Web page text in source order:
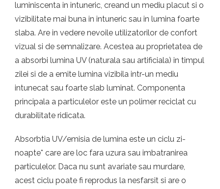
luminiscenta in intuneric, creand un mediu placut si o
vizibilitate mai buna in intuneric sau in lumina foarte
slaba. Are in vedere nevoile utilizatorilor de confort
vizual si de semnalizare. Acestea au proprietatea de
a absorbi lumina UV (naturala sau artificiala) in timpul
zilei si de a emite lumina vizibila intr-un mediu
intunecat sau foarte slab luminat. Componenta
principala a particulelor este un polimer reciclat cu
durabilitate ridicata.
Absorbtia UV/emisia de lumina este un ciclu zi-
noapte* care are loc fara uzura sau imbatranirea
particulelor. Daca nu sunt avariate sau murdare,
acest ciclu poate fi reprodus la nesfarsit si are o